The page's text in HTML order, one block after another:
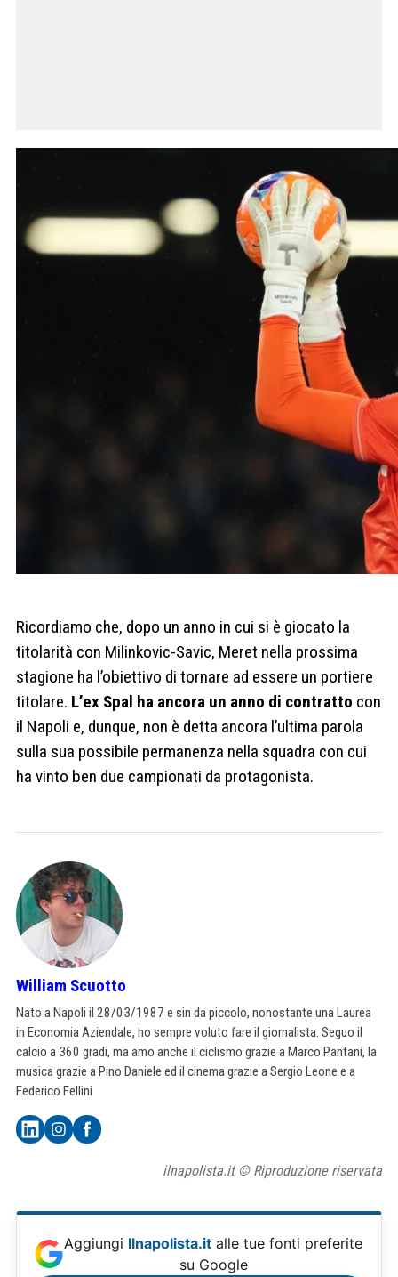
Ricordiamo che, dopo un anno in cui si è giocato la
titolarità con Milinkovic-Savic, Meret nella prossima
stagione ha l’obiettivo di tornare ad essere un portiere
titolare. L’ex Spal ha ancora un anno di contratto con
il Napoli e, dunque, non è detta ancora l’ultima parola
sulla sua possibile permanenza nella squadra con cui
ha vinto ben due campionati da protagonista.
William Scuotto
Nato a Napoli il 28/03/1987 e sin da piccolo, nonostante una Laurea
in Economia Aziendale, ho sempre voluto fare il giornalista. Seguo il
calcio a 360 gradi, ma amo anche il ciclismo grazie a Marco Pantani, la
musica grazie a Pino Daniele ed il cinema grazie a Sergio Leone e a
Federico Fellini
ilnapolista.it © Riproduzione riservata
Aggiungi Ilnapolista.it alle tue fonti preferite
su Google